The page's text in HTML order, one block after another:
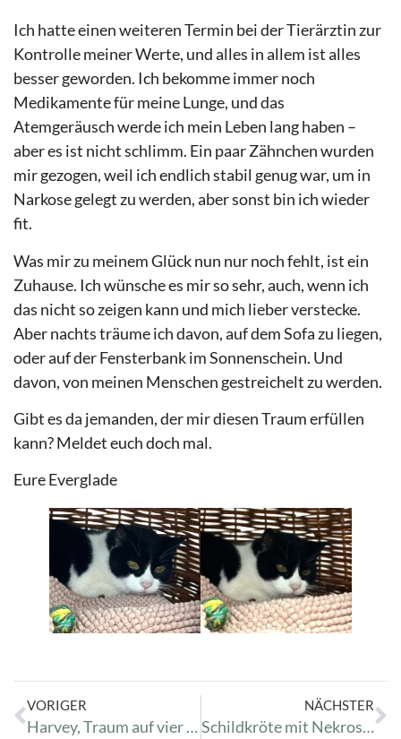
Ich hatte einen weiteren Termin bei der Tierärztin zur
Kontrolle meiner Werte, und alles in allem ist alles
besser geworden. Ich bekomme immer noch
Medikamente für meine Lunge, und das
Atemgeräusch werde ich mein Leben lang haben –
aber es ist nicht schlimm. Ein paar Zähnchen wurden
mir gezogen, weil ich endlich stabil genug war, um in
Narkose gelegt zu werden, aber sonst bin ich wieder
fit.
Was mir zu meinem Glück nun nur noch fehlt, ist ein
Zuhause. Ich wünsche es mir so sehr, auch, wenn ich
das nicht so zeigen kann und mich lieber verstecke.
Aber nachts träume ich davon, auf dem Sofa zu liegen,
oder auf der Fensterbank im Sonnenschein. Und
davon, von meinen Menschen gestreichelt zu werden.
Gibt es da jemanden, der mir diesen Traum erfüllen
kann? Meldet euch doch mal.
Eure Everglade
VORIGER
Harvey, Traum auf vier Pfoten
NÄCHSTER
Schildkröte mit Nekrosen